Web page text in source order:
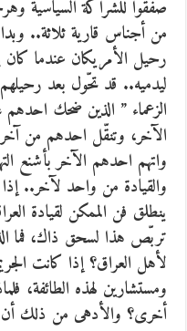
صفقوا للشراكة السياسية
من أجناس قارية ثلاثة..
رحيل الأمريكان عندما
ليدميه.. قد تحّول بعد
الزعماء ” الذين ضحك
الآخر، وتنقّل احدهم من
واتهم احدهم الآخر بأشنع
والقيادة من واحد لآخر..
ينطلق فن الممكن لقيادة
تربّص هذا لسحق ذاك، فما
لأهل العراق؟ إذا كانت
ومستشارين لهذه الطائفة،
أخرى؟ والأدهى من ذلك أن